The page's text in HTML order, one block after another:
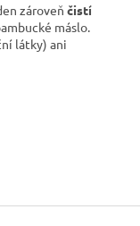
zároveň čistí
máslo.
látky) ani